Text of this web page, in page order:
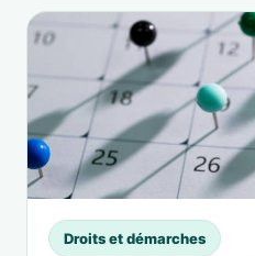
Droits et démarches